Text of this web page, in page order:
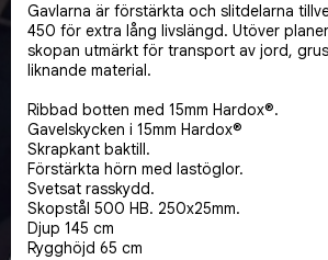
Gavlarna är förstärkta och slitdelarna
450 för extra lång livslängd. Utöver
skopan utmärkt för transport av jord,
liknande material.
Ribbad botten med 15mm Hardox®.
Gavelskycken i 15mm Hardox®
Skrapkant baktill.
Förstärkta hörn med lastöglor.
Svetsat rasskydd.
Skopstål 500 HB. 250x25mm.
Djup 145 cm
Rygghöjd 65 cm